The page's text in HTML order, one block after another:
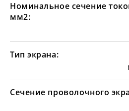
Номинальное сечение
мм2:
Тип экрана:
Сечение проволочного